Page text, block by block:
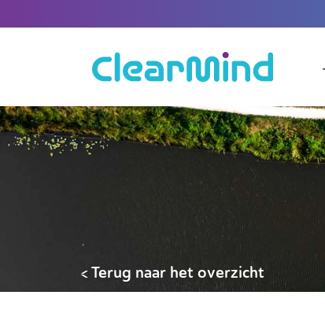
< Terug naar het overzicht